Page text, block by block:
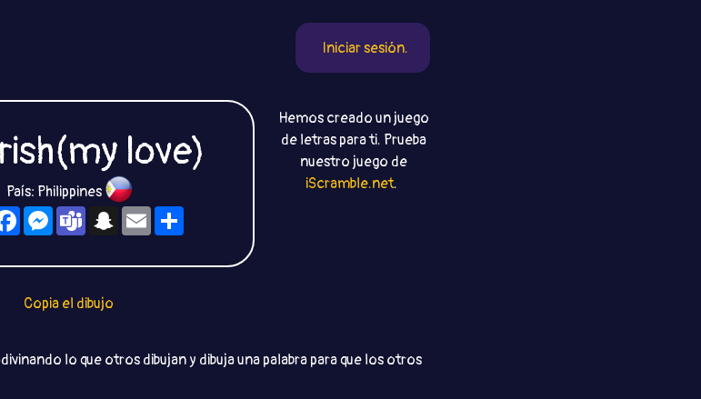
Iniciar sesión.
love)
País: Philippines
FacebookMessenger
TeamsSnapchat
EmailCompartir
Hemos creado un juego
de letras para ti. Prueba
nuestro juego de
iScramble.net.
Copia el dibujo
lo que otros dibujan y dibuja una palabra para que los otros